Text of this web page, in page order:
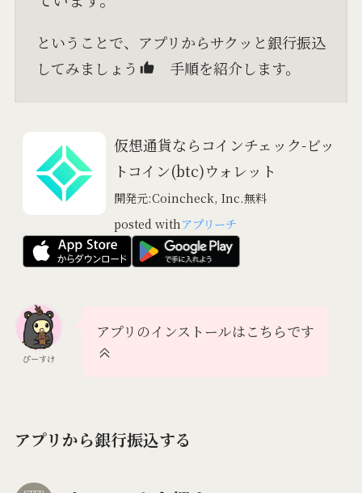
ということで、アプリからサクッと銀行振込
してみましょう
手順を紹介します。
仮想通貨ならコインチェック-ビッ
トコイン(btc)ウォレット
開発元:Coincheck, Inc.無料
posted withアプリーチ
ぴーすけ
アプリのインストールはこちらです
アプリから銀行振込する